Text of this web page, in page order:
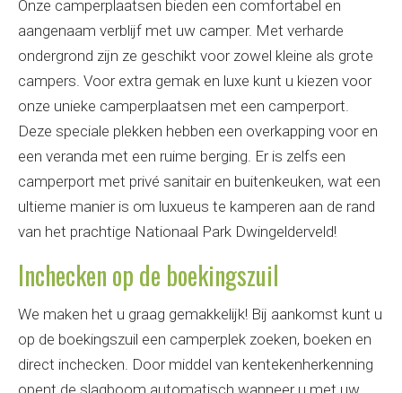
Onze camperplaatsen bieden een comfortabel en
aangenaam verblijf met uw camper. Met verharde
ondergrond zijn ze geschikt voor zowel kleine als grote
campers. Voor extra gemak en luxe kunt u kiezen voor
onze unieke camperplaatsen met een camperport.
Deze speciale plekken hebben een overkapping voor en
een veranda met een ruime berging. Er is zelfs een
camperport met privé sanitair en buitenkeuken, wat een
ultieme manier is om luxueus te kamperen aan de rand
van het prachtige Nationaal Park Dwingelderveld!
Inchecken op de boekingszuil
We maken het u graag gemakkelijk! Bij aankomst kunt u
op de boekingszuil een camperplek zoeken, boeken en
direct inchecken. Door middel van kentekenherkenning
opent de slagboom automatisch wanneer u met uw